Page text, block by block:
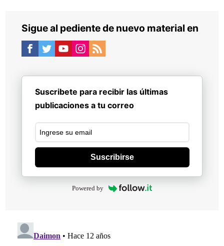
Sigue al pediente de nuevo material en
Suscribete para recibir las últimas
publicaciones a tu correo
Suscribirse
Powered by